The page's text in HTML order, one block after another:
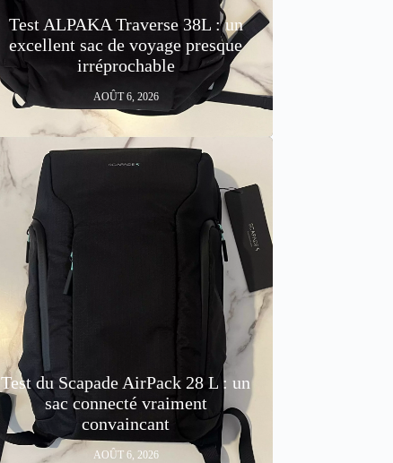
Test ALPAKA Traverse 38L : un
excellent sac de voyage presque
irréprochable
AOÛT 6, 2026
Test du Scapade AirPack 28 L : un
sac connecté vraiment
convaincant
AOÛT 6, 2026